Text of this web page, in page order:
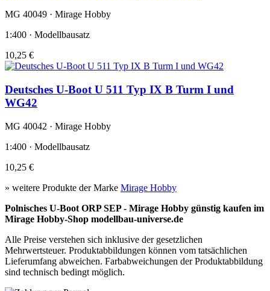
MG 40049 · Mirage Hobby
1:400 · Modellbausatz
10,25 €
Deutsches U-Boot U 511 Typ IX B Turm I und
WG42
MG 40042 · Mirage Hobby
1:400 · Modellbausatz
10,25 €
» weitere Produkte der Marke Mirage Hobby
Polnisches U-Boot ORP SEP - Mirage Hobby günstig kaufen im
Mirage Hobby-Shop modellbau-universe.de
Alle Preise verstehen sich inklusive der gesetzlichen
Mehrwertsteuer. Produktabbildungen können vom tatsächlichen
Lieferumfang abweichen. Farbabweichungen der Produktabbildung
sind technisch bedingt möglich.